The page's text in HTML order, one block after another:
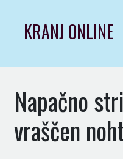
contentKRANJ ONLINE
Napačno
vraščen noht